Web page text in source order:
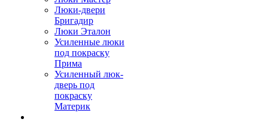
Люки-двери
Бригадир
Люки Эталон
Усиленные люки
под покраску
Прима
Усиленный люк-
дверь под
покраску
Материк